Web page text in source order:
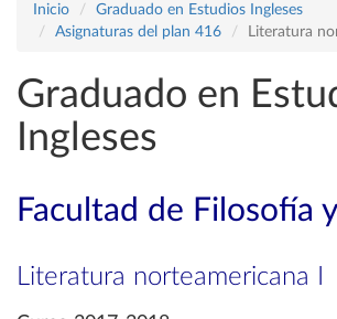
Inicio
Graduado en Estudios Ingleses
Asignaturas del plan 416
Literatura
Graduado en
Ingleses
Facultad de Filosofía
Literatura norteamericana I